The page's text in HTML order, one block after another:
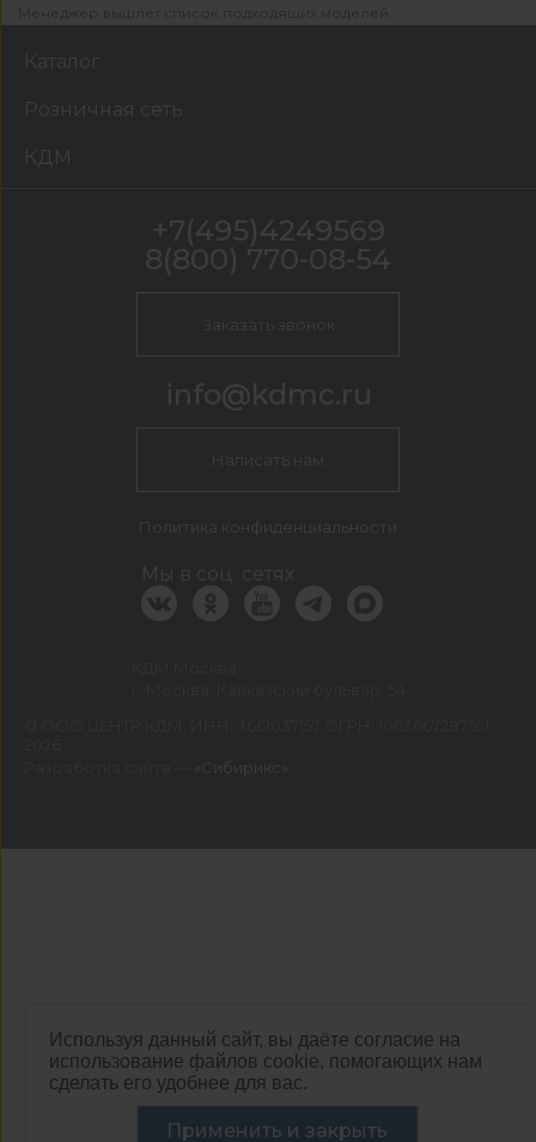
Менеджер вышлет список подходящих моделей.
Используя данный сайт, вы даёте согласие на
использование файлов cookie, помогающих нам
сделать его удобнее для вас.
Применить и закрыть
Каталог
Розничная сеть
КДМ
+7(495)4249569
8(800) 770-08-54
Заказать звонок
info@kdmc.ru
Написать нам
Политика конфиденциальности
Мы в соц. сетях
«Сибирикс»